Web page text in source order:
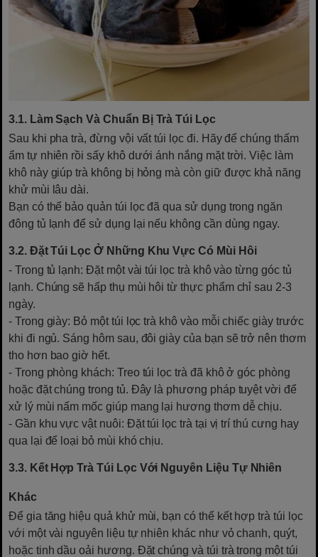
3.1. Làm Sạch Và Chuẩn Bị Trà Túi Lọc
Sau khi pha trà, đừng vội vất túi lọc đi. Hãy để chúng thấm
ẩm tự nhiên rồi sấy khô dưới ánh nắng mặt trời. Việc làm
khô này giúp trà không bị hỏng mà còn giữ được khả năng
khử mùi lâu dài.
Bạn có thể bảo quản túi lọc đã qua sử dụng trong ngăn
đông tủ lạnh để sử dụng lại nếu không cần dùng ngay.
3.2. Đặt Túi Lọc Ở Những Khu Vực Có Mùi Hôi
- Trong tủ lạnh: Đặt một vài túi lọc trà khô vào từng góc tủ
lạnh. Chúng sẽ hấp thụ mùi hôi từ thực phẩm chỉ sau 2-3
ngày.
- Trong giày: Bỏ một túi lọc trà khô vào mỗi chiếc giày trước
khi đi ngủ. Sáng hôm sau, đôi giày của bạn sẽ trở nên thơm
tho hơn bao giờ hết.
- Trong phòng khách: Treo túi lọc trà đã khô ở góc phòng
hoặc đặt chúng trong tủ. Đây là phương pháp tuyệt vời để
xử lý mùi nấm mốc giúp mang lại hương thơm dễ chịu.
- Gần khu vực vật nuôi: Đặt túi lọc trà tại vị trí thú cưng hay
qua lại để loại bỏ mùi khó chịu.
3.3. Kết Hợp Trà Túi Lọc Với Nguyên Liệu Tự Nhiên
Khác
Để gia tăng hiệu quả khử mùi, bạn có thể kết hợp trà túi lọc
với một vài nguyên liệu tự nhiên khác như vỏ chanh, quýt,
hoặc tinh dầu oải hương. Đặt chúng và túi trà trong một túi